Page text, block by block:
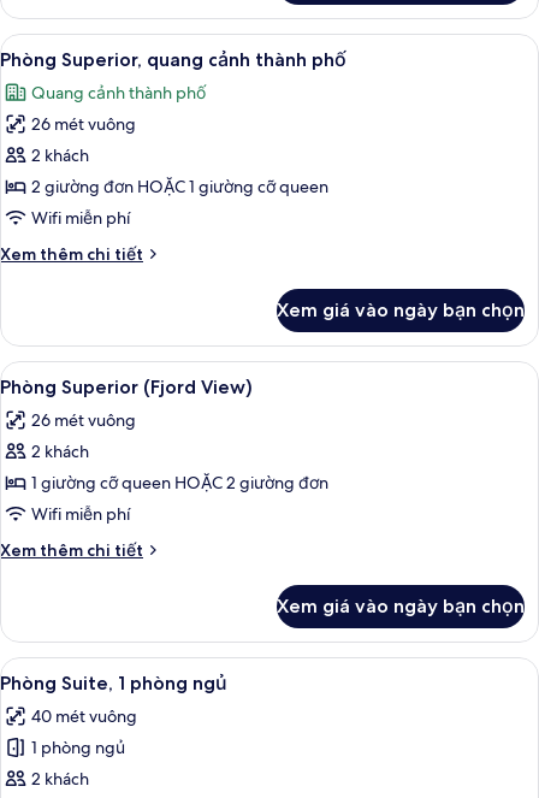
Phòng
Premium
(Panoramic
View)
Xem
tất
cả
ảnh
Phòng
Superior,
quang
thành
Bộ đồ giường kháng dị ứng,
9
Phòng Superior, quang cảnh thành phố
Quang cảnh thành phố
26 mét vuông
2 khách
2 giường đơn HOẶC 1 giường cỡ queen
Wifi miễn phí
Xem thêm chi tiết
Chi
Phòng
Superior,
quang
thành
phố
Xem giá vào ngày bạn chọn
Xem
tất
cả
ảnh
Phòng
Superior
(Fjord
View)
Bộ đồ giường kháng dị ứng,
9
Phòng Superior (Fjord View)
26 mét vuông
2 khách
1 giường cỡ queen HOẶC 2 giường đơn
Wifi miễn phí
Xem thêm chi tiết
Chi
Phòng
Superior
(Fjord
Xem giá vào ngày bạn chọn
Xem
tất
cả
ảnh
Phòng
5
Phòng Suite, 1 phòng ngủ
40 mét vuông
1 phòng ngủ
2 khách